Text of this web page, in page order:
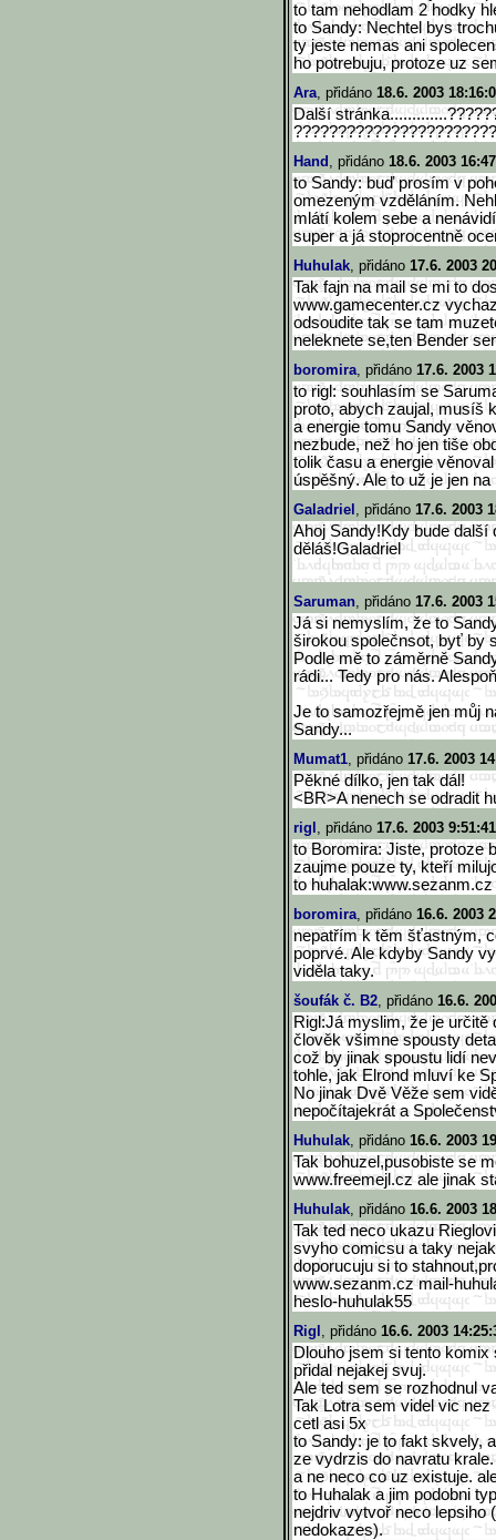
to tam nehodlam 2 hodky
to Sandy: Nechtel bys
ty jeste nemas ani
ho potrebuju, protoze uz
Ara, přidáno 18.6. 2003
Další
Hand , přidáno 18.6. 2003
to Sandy: buď prosím v
omezeným vzděláním.
mlátí kolem sebe a
super a já stoprocentně
Huhulak, přidáno 17.6. 2003
Tak fajn na mail se mi to
www.gamecenter.cz
odsoudite tak se tam
neleknete se,ten Bender
boromira, přidáno 17.6. 2003
to rigl: souhlasím se
proto, abych zaujal, musíš
a energie tomu Sandy
nezbude, než ho jen tiše
tolik času a energie
úspěšný. Ale to už je jen na
Galadriel , přidáno 17.6. 2003
Ahoj Sandy!Kdy bude
děláš!Galadriel
Saruman, přidáno 17.6. 2003
Já si nemyslím, že to
širokou společnsot, byť by
Podle mě to záměrně
rádi... Tedy pro nás.
Je to samozřejmě jen můj
Sandy...
Mumat1, přidáno 17.6. 2003
Pěkné dílko, jen tak dál!
<BR>A nenech se odradit
rigl , přidáno 17.6. 2003 9:51:41
to Boromira: Jiste, protoze
zaujme pouze ty, kteří
to
boromira, přidáno 16.6. 2003
nepatřím k těm šťastným,
poprvé. Ale kdyby Sandy
viděla taky.
šoufák č. B2, přidáno 16.6.
Rigl:Já myslim, že je určitě
člověk všimne spousty
což by jinak spoustu lidí
tohle, jak Elrond mluví ke
No jinak Dvě Věže sem
nepočítajekrát a
Huhulak, přidáno 16.6. 2003
Tak bohuzel,pusobiste se
www.freemejl.cz ale jinak
Huhulak, přidáno 16.6. 2003
Tak ted neco ukazu
svyho comicsu a taky
doporucuju si to
www.sezanm.cz mail-
heslo-huhulak55
Rigl , přidáno 16.6. 2003
Dlouho jsem si tento
přidal nejakej svuj.
Ale ted sem se rozhodnul
Tak Lotra sem videl vic
cetl asi 5x
to Sandy: je to fakt skvely,
ze vydrzis do navratu
a ne neco co uz existuje.
to Huhalak a jim podobni
nejdriv vytvoř neco lepsiho
nedokazes).